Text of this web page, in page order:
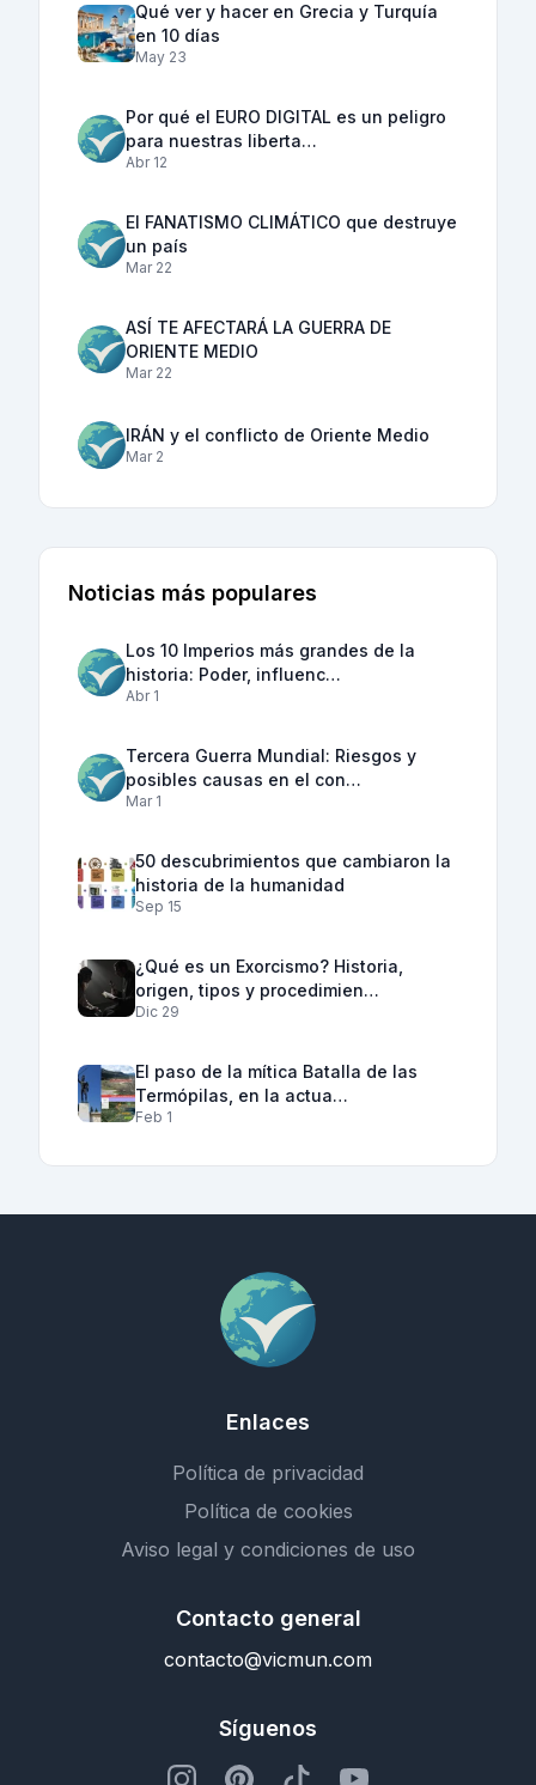
Qué ver y hacer en Grecia y Turquía
en 10 días
May 23
Por qué el EURO DIGITAL es un peligro
para nuestras liberta…
Abr 12
El FANATISMO CLIMÁTICO que destruye
un país
Mar 22
ASÍ TE AFECTARÁ LA GUERRA DE
ORIENTE MEDIO
Mar 22
IRÁN y el conflicto de Oriente Medio
Mar 2
Noticias más populares
Los 10 Imperios más grandes de la
historia: Poder, influenc…
Abr 1
Tercera Guerra Mundial: Riesgos y
posibles causas en el con…
Mar 1
50 descubrimientos que cambiaron la
historia de la humanidad
Sep 15
¿Qué es un Exorcismo? Historia,
origen, tipos y procedimien…
Dic 29
El paso de la mítica Batalla de las
Termópilas, en la actua…
Feb 1
Enlaces
Política de privacidad
Política de cookies
Aviso legal y condiciones de uso
Contacto general
contacto@vicmun.com
Síguenos